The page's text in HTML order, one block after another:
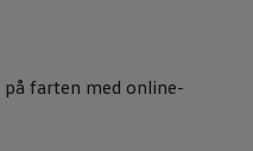
på farten med online-